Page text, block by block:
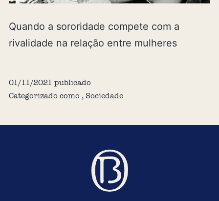
Quando a sororidade compete com a
rivalidade na relação entre mulheres
01/11/2021 publicado
Categorizado como , Sociedade